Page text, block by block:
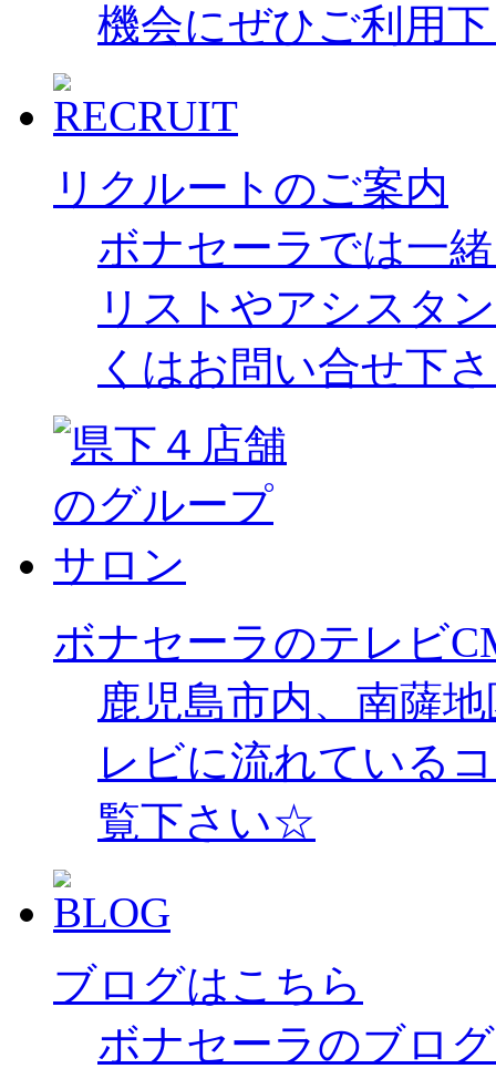
機会にぜひご利用
リクルートのご案内
ボナセーラでは一
リストやアシスタ
くはお問い合せ下
ボナセーラのテレビ
鹿児島市内、南薩
レビに流れている
覧下さい☆
ブログはこちら
ボナセーラのブロ